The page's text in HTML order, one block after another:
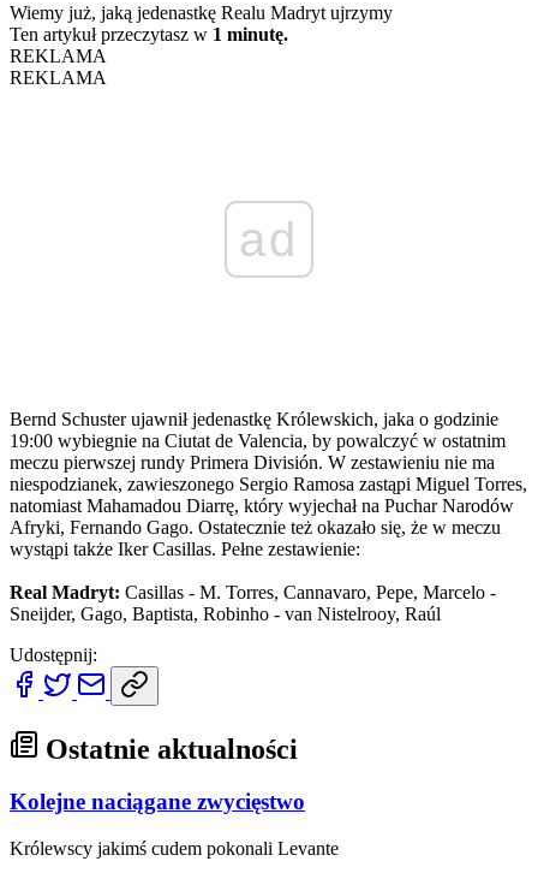
Wiemy już, jaką jedenastkę Realu Madryt ujrzymy
Ten artykuł przeczytasz w 1 minutę.
REKLAMA
REKLAMA
ad
Bernd Schuster ujawnił jedenastkę Królewskich, jaka o godzinie
19:00 wybiegnie na Ciutat de Valencia, by powalczyć w ostatnim
meczu pierwszej rundy Primera División. W zestawieniu nie ma
niespodzianek, zawieszonego Sergio Ramosa zastąpi Miguel Torres,
natomiast Mahamadou Diarrę, który wyjechał na Puchar Narodów
Afryki, Fernando Gago. Ostatecznie też okazało się, że w meczu
wystąpi także Iker Casillas. Pełne zestawienie:
Real Madryt: Casillas - M. Torres, Cannavaro, Pepe, Marcelo -
Sneijder, Gago, Baptista, Robinho - van Nistelrooy, Raúl
Udostępnij:
Ostatnie aktualności
Kolejne naciągane zwycięstwo
Królewscy jakimś cudem pokonali Levante